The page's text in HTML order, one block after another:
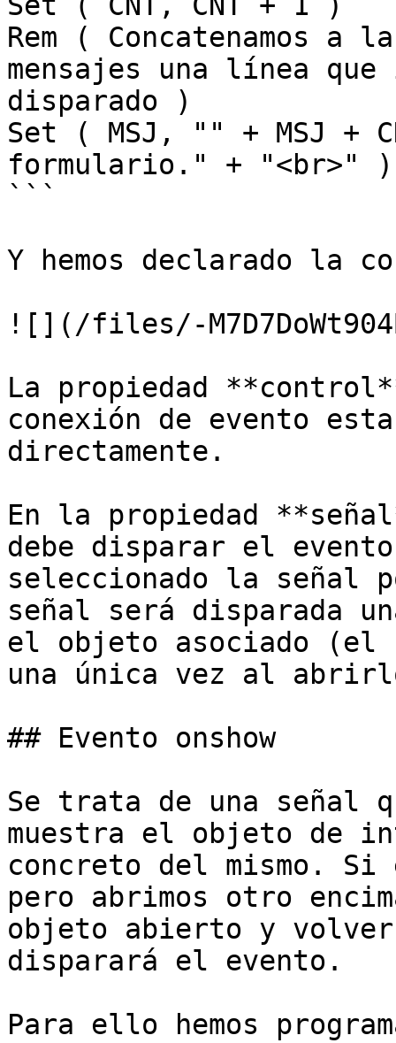
Rem ( Concatenamos
mensajes una línea
disparado )
Set ( MSJ, "" + MSJ +
formulario." + "<br>" )
```
Y hemos declarado la
![](/files/-
La propiedad
conexión de evento
directamente.
En la propiedad
debe disparar el
seleccionado la señal
señal será disparada
el objeto asociado (el
una única vez al
## Evento onshow
Se trata de una señal
muestra el objeto de
concreto del mismo.
pero abrimos otro
objeto abierto y
disparará el evento.
Para ello hemos